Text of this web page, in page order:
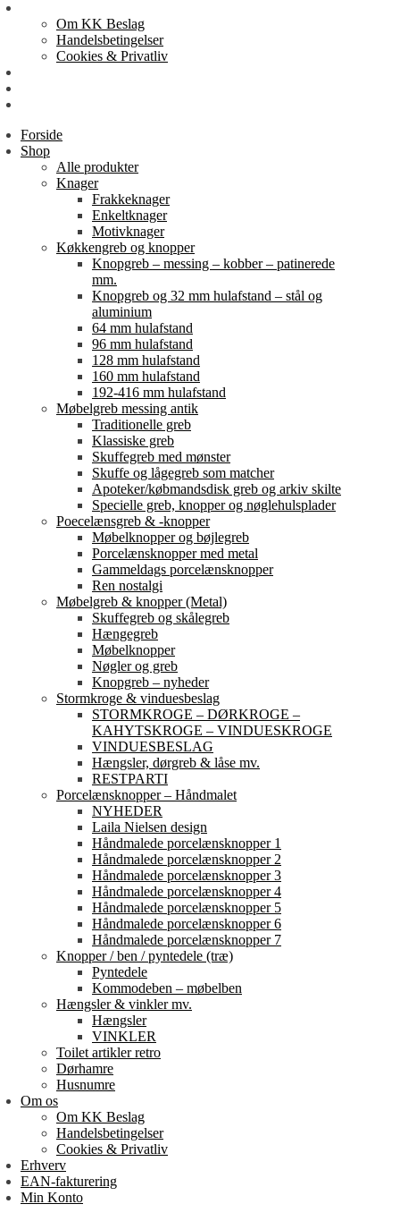
Om KK Beslag
Handelsbetingelser
Cookies & Privatliv
Forside
Shop
Alle produkter
Knager
Frakkeknager
Enkeltknager
Motivknager
Køkkengreb og knopper
Knopgreb – messing – kobber – patinerede
mm.
Knopgreb og 32 mm hulafstand – stål og
aluminium
64 mm hulafstand
96 mm hulafstand
128 mm hulafstand
160 mm hulafstand
192-416 mm hulafstand
Møbelgreb messing antik
Traditionelle greb
Klassiske greb
Skuffegreb med mønster
Skuffe og lågegreb som matcher
Apoteker/købmandsdisk greb og arkiv skilte
Specielle greb, knopper og nøglehulsplader
Poecelænsgreb & -knopper
Møbelknopper og bøjlegreb
Porcelænsknopper med metal
Gammeldags porcelænsknopper
Ren nostalgi
Møbelgreb & knopper (Metal)
Skuffegreb og skålegreb
Hængegreb
Møbelknopper
Nøgler og greb
Knopgreb – nyheder
Stormkroge & vinduesbeslag
STORMKROGE – DØRKROGE –
KAHYTSKROGE – VINDUESKROGE
VINDUESBESLAG
Hængsler, dørgreb & låse mv.
RESTPARTI
Porcelænsknopper – Håndmalet
NYHEDER
Laila Nielsen design
Håndmalede porcelænsknopper 1
Håndmalede porcelænsknopper 2
Håndmalede porcelænsknopper 3
Håndmalede porcelænsknopper 4
Håndmalede porcelænsknopper 5
Håndmalede porcelænsknopper 6
Håndmalede porcelænsknopper 7
Knopper / ben / pyntedele (træ)
Pyntedele
Kommodeben – møbelben
Hængsler & vinkler mv.
Hængsler
VINKLER
Toilet artikler retro
Dørhamre
Husnumre
Om os
Om KK Beslag
Handelsbetingelser
Cookies & Privatliv
Erhverv
EAN-fakturering
Min Konto